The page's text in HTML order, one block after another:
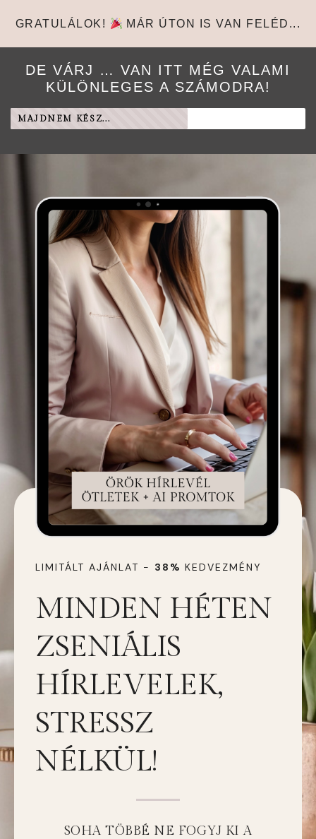
GRATULÁLOK! MÁR ÚTON IS VAN FELÉD...
DE VÁRJ … VAN ITT MÉG VALAMI
KÜLÖNLEGES A SZÁMODRA!
MAJDNEM KÉSZ...
LIMITÁLT AJÁNLAT - 38% KEDVEZMÉNY
MINDEN HÉTEN
ZSENIÁLIS
HÍRLEVELEK,
STRESSZ
NÉLKÜL!
SOHA TÖBBÉ NE FOGYJ KI A